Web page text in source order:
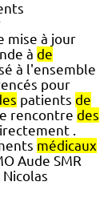
mise à jour
à de
à l'ensemble
pour
patients de
rencontre des
.
médicaux
Aude SMR